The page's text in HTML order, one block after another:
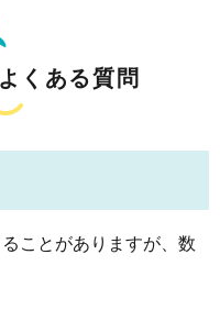
くある質問
ことがありますが、数